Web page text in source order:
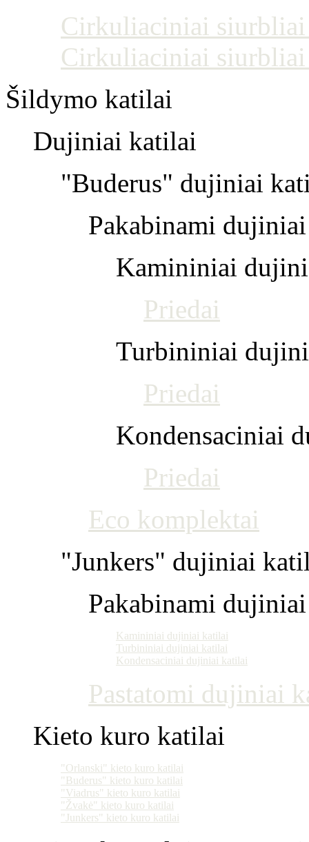
Cirkuliaciniai
Cirkuliaciniai
Šildymo katilai
Dujiniai katilai
"Buderus" dujiniai
Pakabinami
Kamininiai
Priedai
Turbininiai
Priedai
Kondensaciniai
Priedai
Eco komplektai
"Junkers" dujiniai
Pakabinami
Kamininiai dujiniai katilai
Turbininiai dujiniai katilai
Kondensaciniai dujiniai katilai
Pastatomi dujiniai
Kieto kuro katilai
"Orlanski" kieto kuro katilai
"Buderus" kieto kuro katilai
"Viadrus" kieto kuro katilai
"Žvakė" kieto kuro katilai
"Junkers" kieto kuro katilai